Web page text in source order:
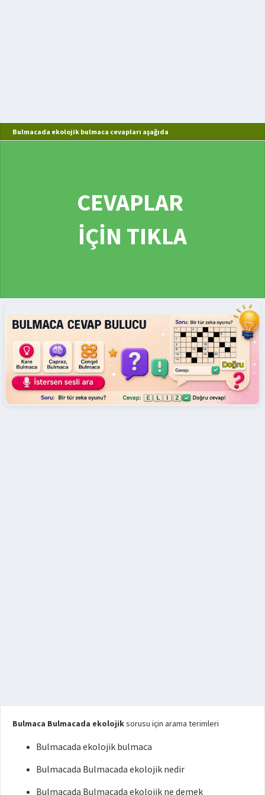
Bulmacada ekolojik bulmaca cevapları aşağıda
CEVAPLAR
İÇİN TIKLA
Bulmaca Bulmacada ekolojiksorusu için arama terimleri
Bulmacada ekolojik bulmaca
Bulmacada Bulmacada ekolojik nedir
Bulmacada Bulmacada ekolojik ne demek